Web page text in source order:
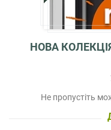
НОВА
Не пропустіть